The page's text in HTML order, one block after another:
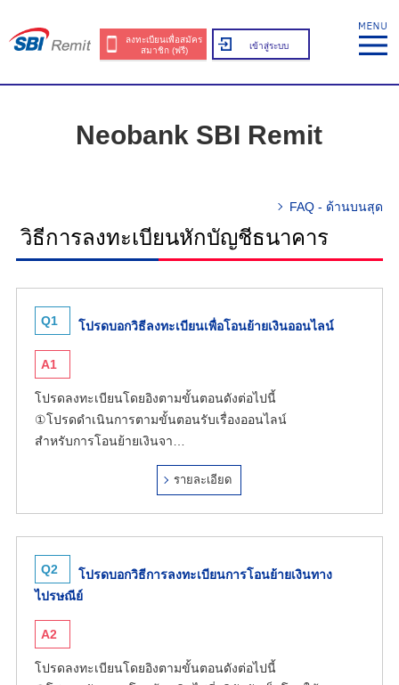
ลงทะเบียนเพื่อสมัคร
สมาชิก (ฟรี)
เข้าสู่ระบบ
Neobank SBI Remit
FAQ - ด้านบนสุด
วิธีการลงทะเบียนหักบัญชีธนาคาร
Q1 โปรดบอกวิธีลงทะเบียนเพื่อโอนย้ายเงินออนไลน์
A1
โปรดลงทะเบียนโดยอิงตามขั้นตอนดังต่อไปนี้
①โปรดดำเนินการตามขั้นตอนรับเรื่องออนไลน์
สำหรับการโอนย้ายเงินจา…
รายละเอียด
Q2
โปรดบอกวิธีการลงทะเบียนการโอนย้ายเงินทาง
ไปรษณีย์
A2
โปรดลงทะเบียนโดยอิงตามขั้นตอนดังต่อไปนี้